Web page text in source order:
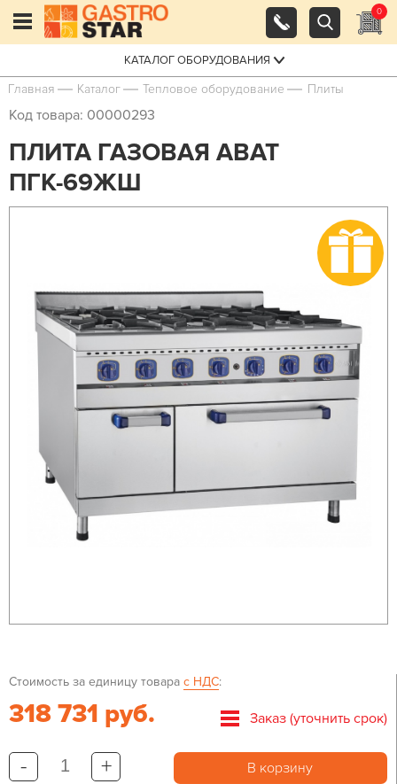
0
КАТАЛОГ ОБОРУДОВАНИЯ
Главная Каталог Тепловое оборудование Плиты
Код товара: 00000293
ПЛИТА ГАЗОВАЯ ABAT
ПГК-69ЖШ
Стоимость за единицу товара с НДС:
318 731 руб. Заказ (уточнить срок)
- + В корзину